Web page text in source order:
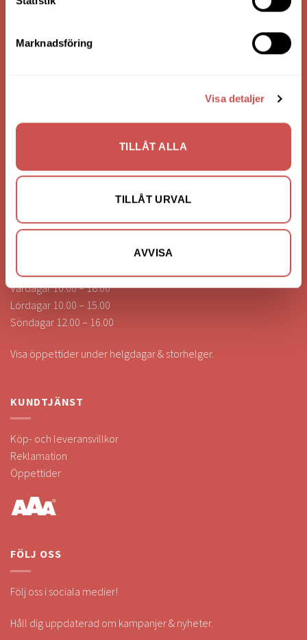
Marknadsföring
Visa detaljer
TILLÅT ALLA
TILLÅT URVAL
AVVISA
Bankgiro: 275-4836
info@nilssonsilammhult.se
Kundtjänst
Vardagar 10.00 – 18.00
Lördagar 10.00 – 15.00
Söndagar 12.00 – 16.00
Visa öppettider under helgdagar & storhelger.
KUNDTJÄNST
Köp- och leveransvillkor
Reklamation
Öppettider
FÖLJ OSS
Följ oss i sociala medier!
Håll dig uppdaterad om kampanjer & nyheter.